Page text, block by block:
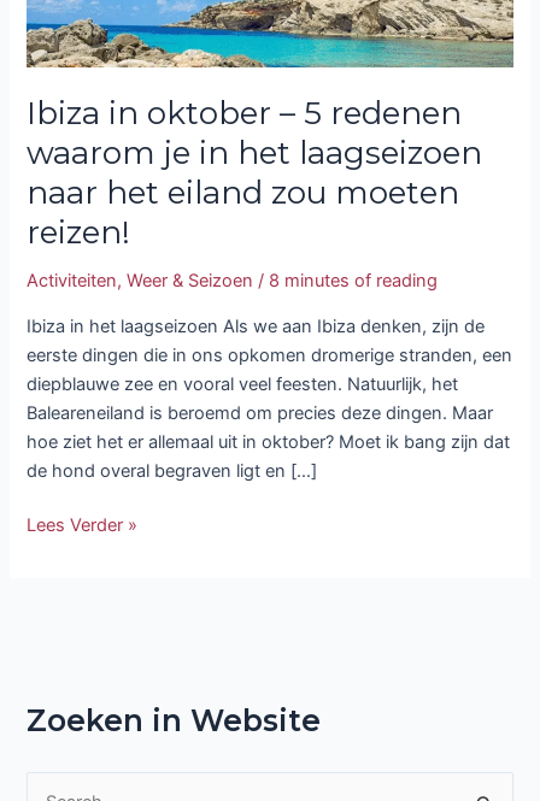
Ibiza in oktober – 5 redenen
waarom je in het laagseizoen
naar het eiland zou moeten
reizen!
Activiteiten,Weer & Seizoen / 8 minutes of reading
Ibiza in het laagseizoen Als we aan Ibiza denken, zijn de
eerste dingen die in ons opkomen dromerige stranden, een
diepblauwe zee en vooral veel feesten. Natuurlijk, het
Baleareneiland is beroemd om precies deze dingen. Maar
hoe ziet het er allemaal uit in oktober? Moet ik bang zijn dat
de hond overal begraven ligt en […]
laagseizoen
naar
eiland
moeten
reizen!
Lees Verder »
Zoeken in Website